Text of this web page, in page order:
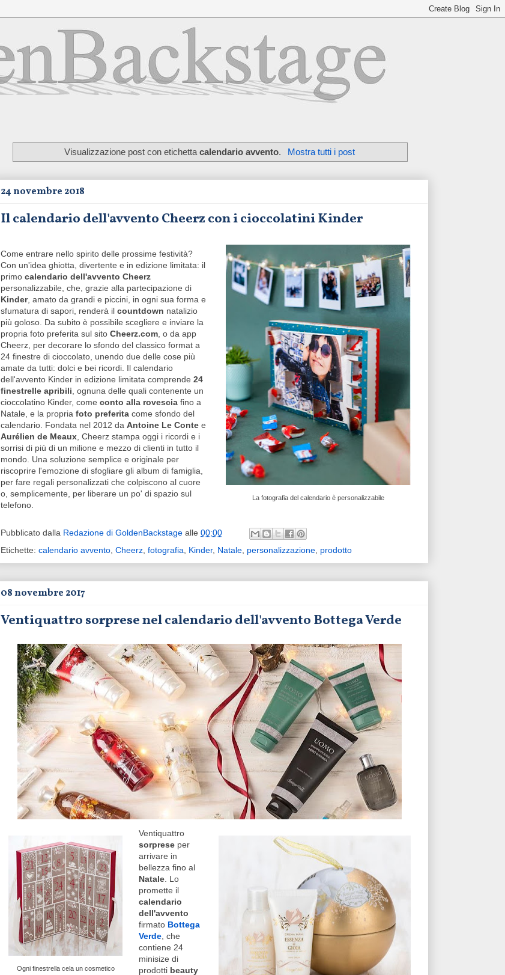
Visualizzazione post con etichettacalendario avvento. Mostra tutti i post
24 novembre 2018
Il calendario dell'avvento Cheerz con i cioccolatini Kinder
La fotografia del calendario è personalizzabile
Come entrare nello spirito delle prossime festività?
Con un'idea ghiotta, divertente e in edizione limitata: il
primo calendario dell'avvento Cheerz
personalizzabile, che, grazie alla partecipazione di
Kinder, amato da grandi e piccini, in ogni sua forma e
sfumatura di sapori, renderà il countdown natalizio
più goloso. Da subito è possibile scegliere e inviare la
propria foto preferita sul sito Cheerz.com, o da app
Cheerz, per decorare lo sfondo del classico format a
24 finestre di cioccolato, unendo due delle cose più
amate da tutti: dolci e bei ricordi. Il calendario
dell'avvento Kinder in edizione limitata comprende 24
finestrelle apribili, ognuna delle quali contenente un
cioccolatino Kinder, come conto alla rovescia fino a
Natale, e la propria foto preferita come sfondo del
calendario. Fondata nel 2012 da Antoine Le Conte e
Aurélien de Meaux, Cheerz stampa oggi i ricordi e i
sorrisi di più di un milione e mezzo di clienti in tutto il
mondo. Una soluzione semplice e originale per
riscoprire l'emozione di sfogliare gli album di famiglia,
per fare regali personalizzati che colpiscono al cuore
o, semplicemente, per liberare un po' di spazio sul
telefono.
Pubblicato dalla Redazione di GoldenBackstage alle 00:00
Etichette: calendario avvento, Cheerz, fotografia, Kinder, Natale, personalizzazione, prodotto
08 novembre 2017
Ventiquattro sorprese nel calendario dell'avvento Bottega Verde
Ogni finestrella cela un cosmetico
Ventiquattro
sorprese per
arrivare in
bellezza fino al
Natale. Lo
promette il
calendario
dell'avvento
firmato Bottega
Verde, che
contiene 24
minisize di
prodotti beauty